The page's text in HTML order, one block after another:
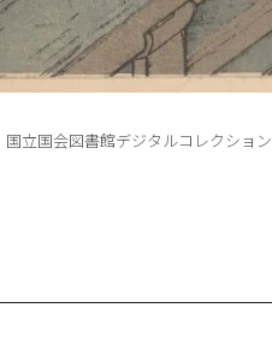
国立国会図書館デジタルコレクション